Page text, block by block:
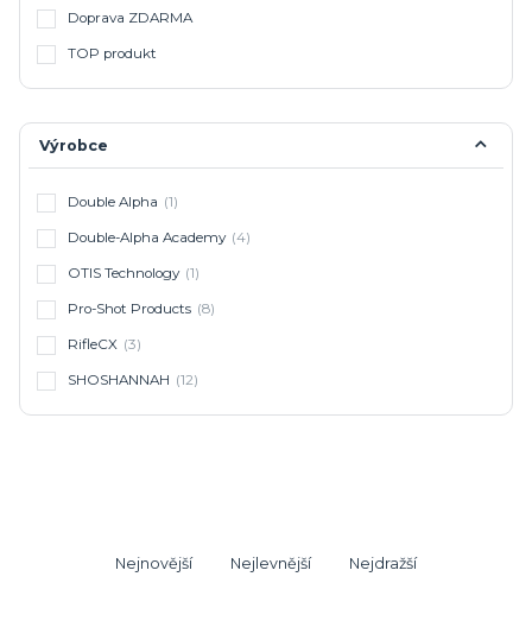
Doprava ZDARMA
TOP produkt
Výrobce
Double Alpha (1)
Double-Alpha Academy (4)
OTIS Technology (1)
Pro-Shot Products (8)
RifleCX (3)
SHOSHANNAH (12)
Nejnovější Nejlevnější Nejdražší